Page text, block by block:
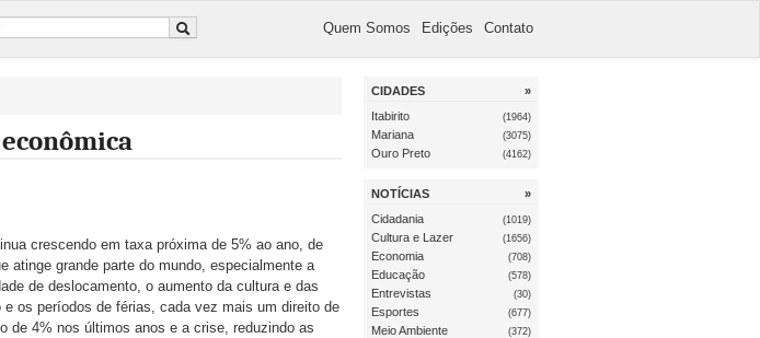
Quem Somos Edições Contato
crescendo em taxa próxima de 5% ao ano, de
atinge grande parte do mundo, especialmente a
de deslocamento, o aumento da cultura e das
os períodos de férias, cada vez mais um direito de
de 4% nos últimos anos e a crise, reduzindo as
CIDADES
»
Itabirito
(1964)
Mariana (3075)
Ouro Preto (4162)
NOTÍCIAS
»
Cidadania
(1019)
Cultura e Lazer (1656)
Economia (708)
Educação (578)
Entrevistas (30)
Esportes (677)
Meio Ambiente (372)